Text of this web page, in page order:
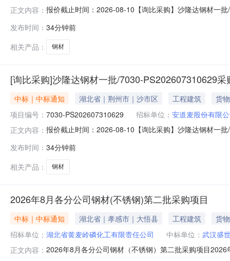
正文内容： 报价截止时间：2026-08-10【询比采购】沙隆达钢材一
式：如对公示内容有异议的，请于本结果公布之日起0个
发布时间： 34分钟前
相关产品：
钢材
[询比采购]沙隆达钢材一批/7030-PS202607310629采
中标｜中标通知 湖北省｜荆州市｜沙市区 工程建筑
货物
项目编号： 7030-PS202607310629 招标单位： 安道麦股份有限
正文内容： 报价截止时间：2026-08-10【询比采购】沙隆达钢材一
式：如对公示内容有异议的，请于本结果公布之日起0个
发布时间： 34分钟前
相关产品：
钢材
2026年8月各分公司钢材(不锈钢)第二批采购项目
中标｜中标通知 湖北省｜孝感市｜大悟县 工程建筑
货物
招标单位： 湖北省黄麦岭磷化工有限责任公司 中标单位： 武汉盛
正文内容： 2026年8月各分公司钢材（不锈钢）第二批采购项目